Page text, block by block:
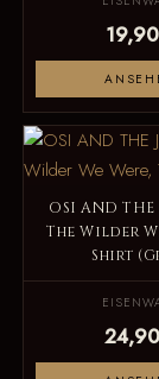
OSI AND THE
The Wilder
Shirt